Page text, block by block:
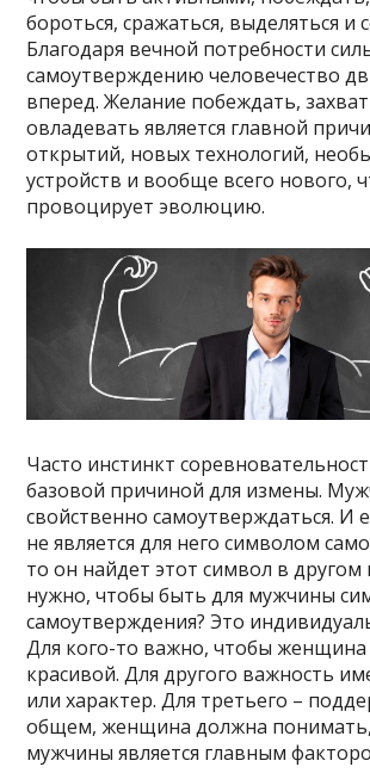
бороться, сражаться, выделяться и
Благодаря вечной потребности
самоутверждению человечество
вперед. Желание побеждать,
овладевать является главной
открытий, новых технологий,
устройств и вообще всего нового,
провоцирует эволюцию.
Часто инстинкт
базовой причиной для измены.
свойственно самоутверждаться. И
не является для него символом
то он найдет этот символ в другом
нужно, чтобы быть для мужчины
самоутверждения? Это
Для кого-то важно, чтобы женщина
красивой. Для другого важность
или характер. Для третьего –
общем, женщина должна понимать,
мужчины является главным